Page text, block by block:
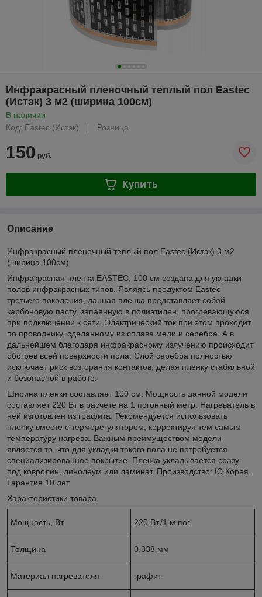
Инфракрасный пленочный теплый пол Eastec
(Истэк) 3 м2 (ширина 100см)
В наличии
Код: Eastec (Истэк)
Розница
150 руб.
Купить
Описание
Инфракрасный пленочный теплый пол Eastec (Истэк) 3 м2
(ширина 100см)
Инфракрасная пленка EASTEC, 100 см создана для укладки
полов инфракрасных типов. Являясь продуктом Eastec
третьего поколения, данная пленка представляет собой
карбоновую пасту, запаянную в полиэтилен, прогревающуюся
при подключении к сети. Электрический ток при этом проходит
по проводнику, сделанному из сплава меди и серебра. А в
дальнейшем благодаря инфракрасному излучению происходит
обогрев всей поверхности пола. Слой серебра полностью
исключает риск возгорания контактов, делая пленку стабильной
и безопасной в работе.
Ширина пленки составляет 100 см. Мощность данной модели
составляет 220 Вт в расчете на 1 погонный метр. Нагреватель в
ней изготовлен из графита. Рекомендуется использовать
пленку вместе с терморегулятором, корректируя тем самым
температуру нагрева. Важным преимуществом модели
является то, что для укладки такого пола не потребуется
специализированное покрытие. Пленка укладывается сразу
под ковролин, линолеум или ламинат. Производство: Ю.Корея.
Гарантия 10 лет.
Характеристики товара
Мощность, Вт 220 Вт./1 м.пог.
Толщина 0,338 мм
Материал нагревателя графит